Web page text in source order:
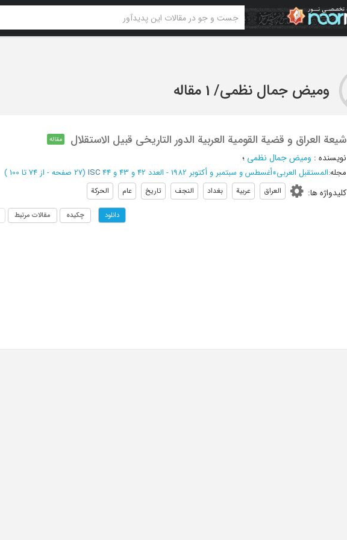
ومیض جمال نظمی/ 1 مقاله
شیعة العراق و قضیة القومیة العربیة الدور التاریخی قبیل الاستقلال مقاله
نویسنده : ومیض جمال نظمی ؛
مجله:المستقبل العربی»أغسطس و سبتمبر و أکتوبر 1982 - العدد 42 و 43 و 44 ISC (‎27 صفحه - از 74 تا 100 )
کلیدواژه ها: العراق عربیة بغداد النجف تاریخ عام الحرکة
دانلود چکیده مقالات مرتبط